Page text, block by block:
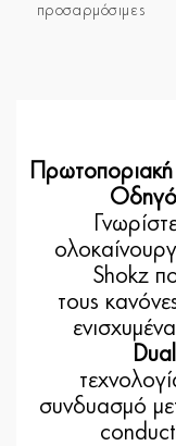
προσαρμόσιμες
Shokz
τους
συνδυασμό